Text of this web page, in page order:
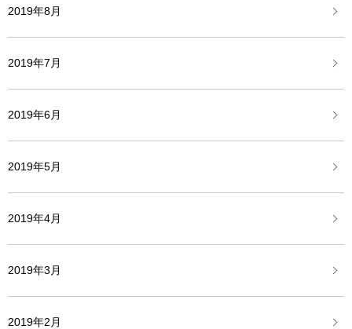
2019年8月
2019年7月
2019年6月
2019年5月
2019年4月
2019年3月
2019年2月